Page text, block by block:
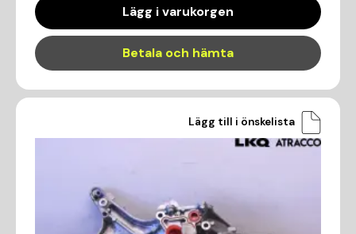
Lägg i varukorgen
Betala och hämta
Lägg till i önskelista